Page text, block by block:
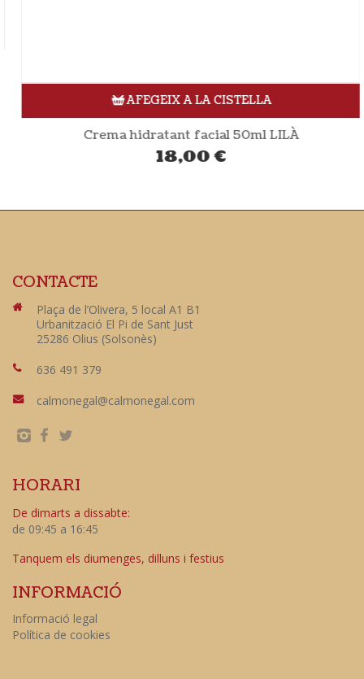
AFEGEIX A LA CISTELLA
Crema hidratant facial 50ml LILÀ
18,00€
CONTACTE
Plaça de l’Olivera, 5 local A1 B1
Urbanització El Pi de Sant Just
25286 Olius (Solsonès)
636 491 379
calmonegal@calmonegal.com
HORARI
De dimarts a dissabte:
de 09:45 a 16:45
Tanquem els diumenges, dilluns i festius
INFORMACIÓ
Informació legal
Política de cookies